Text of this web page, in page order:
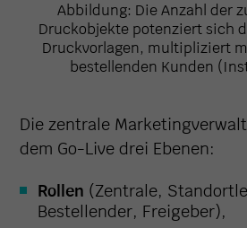
Abbildung: Die Anzahl der
Druckobjekte potenziert sich
Druckvorlagen, multipliziert
bestellenden Kunden
Die zentrale
dem Go-Live drei Ebenen:
Rollen (Zentrale,
Bestellender, Freigeber),